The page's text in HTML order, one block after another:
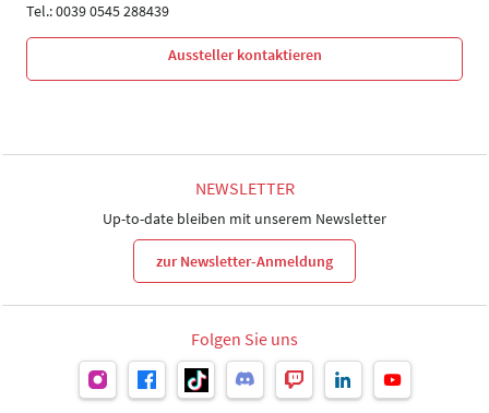
Tel.: 0039 0545 288439
Aussteller kontaktieren
NEWSLETTER
Up-to-date bleiben mit unserem Newsletter
zur Newsletter-Anmeldung
Folgen Sie uns